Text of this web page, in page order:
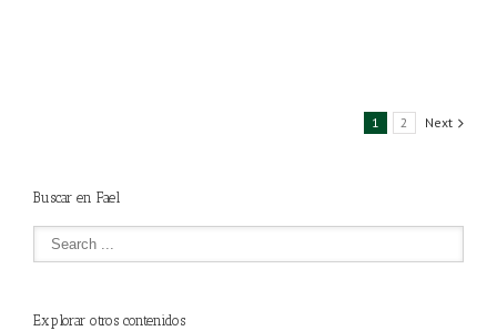
1 2 Next
Buscar en Fael
Explorar otros contenidos